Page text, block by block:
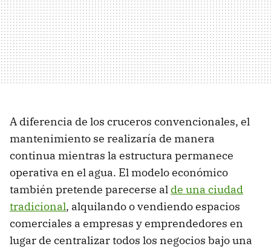
A diferencia de los cruceros convencionales, el
mantenimiento se realizaría de manera
continua mientras la estructura permanece
operativa en el agua. El modelo económico
también pretende parecerse al de una ciudad
tradicional, alquilando o vendiendo espacios
comerciales a empresas y emprendedores en
lugar de centralizar todos los negocios bajo una